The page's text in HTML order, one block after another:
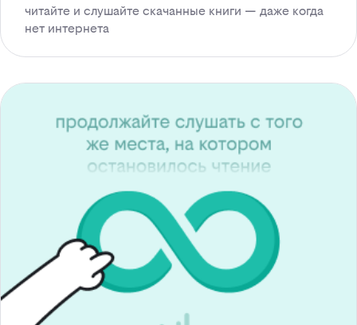
читайте и слушайте скачанные книги — даже когда
нет интернета